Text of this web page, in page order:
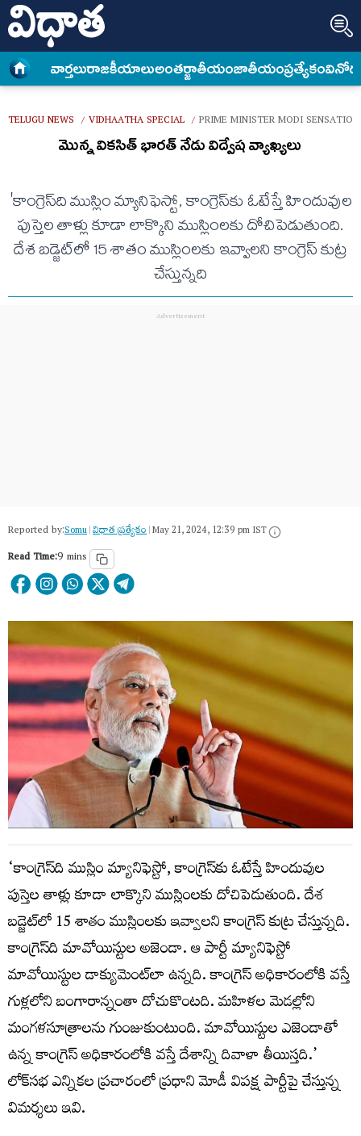
వార్త‌లురాజకీయాలుఅంత‌ర్జాతీయంజాతీయంప్రత్యేకం
TELUGU NEWS / VIDHAATHA SPECIAL / PRIME MINISTER MODI
మొన్న వికసిత్‌ భారత్‌ నేడు విద్వేష వ్యాఖ్యలు
'కాంగ్రెస్‌ది ముస్లిం మ్యానిఫెస్టో, కాంగ్రెస్‌కు ఓటేస్తే హిందువుల
పుస్తెల తాళ్లు కూడా లాక్కొని ముస్లింల‌కు దోచిపెడుతుంది.
దేశ బ‌డ్జెట్‌లో 15 శాతం ముస్లింల‌కు ఇవ్వాల‌ని కాంగ్రెస్ కుట్ర
చేస్తున్న‌ది
Reported by:Somu|విధాత ప్రత్యేకం|May 21, 2024, 12:39 pm IST
Read Time:9 mins
‘కాంగ్రెస్‌ది ముస్లిం మ్యానిఫెస్టో, కాంగ్రెస్‌కు ఓటేస్తే హిందువుల
పుస్తెల తాళ్లు కూడా లాక్కొని ముస్లింల‌కు దోచిపెడుతుంది. దేశ
బ‌డ్జెట్‌లో 15 శాతం ముస్లింల‌కు ఇవ్వాల‌ని కాంగ్రెస్ కుట్ర చేస్తున్న‌ది.
కాంగ్రెస్‌ది మావోయిస్టుల అజెండా. ఆ పార్టీ మ్యానిఫెస్టో
మావోయిస్టుల డాక్యుమెంట్‌లా ఉన్న‌ది. కాంగ్రెస్ అధికారంలోకి వ‌స్తే
గుళ్ల‌లోని బంగారాన్నంతా దోచుకొంట‌ది. మ‌హిళ‌ల మెడ‌ల్లోని
మంగ‌ళ‌సూత్రాల‌ను గుంజుకుంటుంది. మావోయిస్టుల ఎజెండాతో
ఉన్న కాంగ్రెస్ అధికారంలోకి వ‌స్తే దేశాన్ని దివాళా తీయిస్త‌ది.’
లోక్‌సభ ఎన్నికల ప్రచారంలో ప్రధాని మోడీ విపక్ష పార్టీపై చేస్తున్న
విమర్శలు ఇవి.